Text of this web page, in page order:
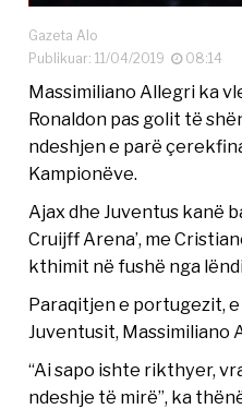
Gazeta Alo
Publikuar: 11/04/2019
08:14
Massimiliano Allegri ka
Ronaldon pas golit të
ndeshjen e parë
Kampionëve.
Ajax dhe Juventus kanë
Cruijff Arena’, me
kthimit në fushë nga
Paraqitjen e portugezit,
Juventusit, Massimiliano
“Ai sapo ishte rikthyer,
ndeshje të mirë”, ka